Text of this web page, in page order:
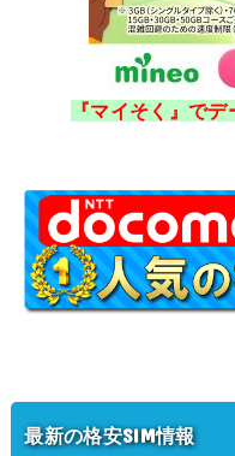
『マイそく』で
最新の格安SIM情報